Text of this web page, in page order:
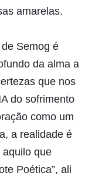
amarelas.
Semog é
da alma a
que nos
do sofrimento
como um
a realidade é
que
Poética”, ali